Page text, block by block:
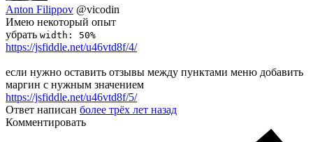
Anton Filippov @vicodin
Имею некоторый опыт
убрать width: 50%
https://jsfiddle.net/u46vtd8f/4/
если нужно оставить отзывы между пунктами меню добавить
маргин с нужным значением
https://jsfiddle.net/u46vtd8f/5/
Ответ написан более трёх лет назад
Комментировать